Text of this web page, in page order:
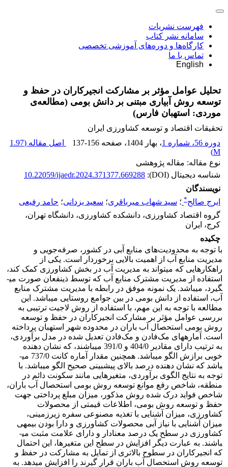
فهرست نشریات
سامانه نشر کتاب
کارگاه‌ها و دوره‌های آموزشی تخصصی
تماس با ما
English
تحلیل عوامل مؤثر بر مشارکت انجیرکاران در حفظ و
توسعه‌ روش‌ آبیاری مبتنی بر دانش بومی (مطالعه‌ی
موردی: استهبان فارس)
تحقیقات اقتصاد و توسعه کشاورزی ایران
دوره 56، شماره 1
، بهار 1404 ، صفحه 137-156 اصل مقاله (1.97
M
)
نوع مقاله: مقاله پژوهشی
شناسه دیجیتال (DOI):
10.22059/ijaedr.2024.371377.669288
نویسندگان
ایرج صالح* ؛ سید شهاب میرباقری؛ سعید یزدانی؛ حامد رفیعی
گروه اقتصاد کشاورزی، دانشکده کشاورزی، دانشگاه تهران،
کرج، ایران
چکیده
با توجه به محدودیت‌های منابع آبی در کشور، صرفه‌جویی و
مدیریت منابع آب از اهمیت بالایی برخوردار است. یکی از
راهکارهایی که می­تواند به مدیریت آب در بخش کشاورزی کمک کند،
استفاده از مدیریت مشترک منابع آب که توسط ذینفعان صورت می­
گیرد، می­باشد. یک نمونه موفق در رابطه با مدیریت مشترک منابع
آب، استفاده از دانش بومی در بین جوامع روستایی می­باشد. این
مطالعه با توجه به این مهم، با استفاده از روش لاجیت ترتیبی به
بررسی عوامل مؤثر بر مشارکت انجیرکاران در حفظ و توسعه
روش بومی استحصال آب باران در محدوده شهر استهبان پرداخته
است. آماره­های مک‌فادن و مک‌فادن تعدیل شده در مدل برآوردی،
به ترتیب دارای مقادیر 404/0 و 391/0 می­باشند، که نشان دهنده
خوبی برازش الگو می­باشد. همچنین مقدار آماره­ کانت 737/0 می­
باشد که نشان دهنده­ درصد بالای پیش­بینی صحیح الگو می­باشد. با
توجه به نتایج الگوی برآوردی، متغیرهایی مانند سکونت دائم در
منطقه، شاخص رفع موانع توسعه روش بومی استحصال آب باران،
شاخص فواید درک شده­ روش مذکور، میزان مبلغ پرداختی جهت
حفظ و توسعه روش بومی، اطلاعات قیمتی از محصولات
کشاورزی، میزان آشنایی با تغذیه مصنوعی سفره زیرزمینی،
میزان آشنایی با نیاز آبی محصولات کشاورزی و دارا بودن بیمه­ی
کشاورزی در سطح یک درصد معنادار و دارای علامت مثبت می­
باشند. به عبارت دیگر افزایش در سطح این متغیرها، این احتمال
که انجیرکاران در سطوح بالاتری از تمایل به مشارکت در حفظ و
توسعه روش استحصال آب باران قرار گیرند را افزایش می­دهد. به